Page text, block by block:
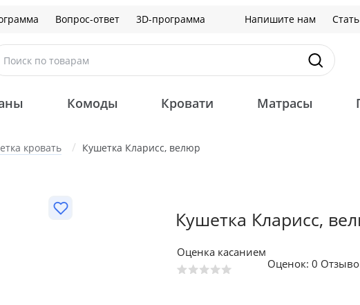
Вопрос-ответ 3D-программа Напишите нам
Поиск по товарам
Комоды Кровати Матрасы
кровать Кушетка Кларисс, велюр
Кушетка Кларисс,
Оценка касанием
Оценок: 0